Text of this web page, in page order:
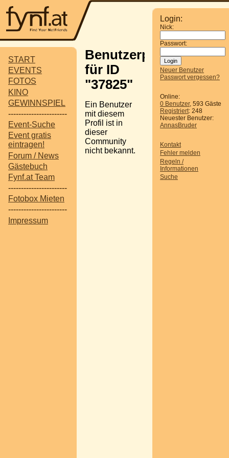
START
EVENTS
FOTOS
KINO
GEWINNSPIEL
-----------------------
Event-Suche
Event gratis
eintragen!
Forum / News
Gästebuch
Fynf.at Team
-----------------------
Fotobox Mieten
-----------------------
Impressum
Login:
Nick:
Passwort:
Neuer Benutzer
Passwort vergessen?
Online:
0 Benutzer, 593 Gäste
Registriert: 248
Neuester Benutzer:
AnnasBruder
Kontakt
Fehler melden
Regeln /
Informationen
Suche
Benutzerprofil
für ID
"37825"
Ein Benutzer
mit diesem
Profil ist in
dieser
Community
nicht bekannt.